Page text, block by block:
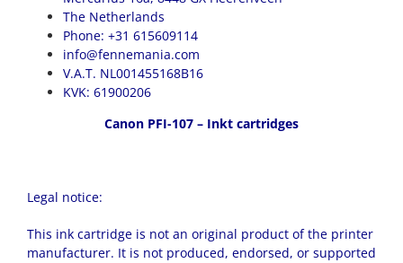
The Netherlands
Phone: +31 615609114
info@fennemania.com
V.A.T. NL001455168B16
KVK: 61900206
Canon PFI-107 – Inkt cartridges
Legal notice:
This ink cartridge is not an original product of the printer
manufacturer. It is not produced, endorsed, or supported